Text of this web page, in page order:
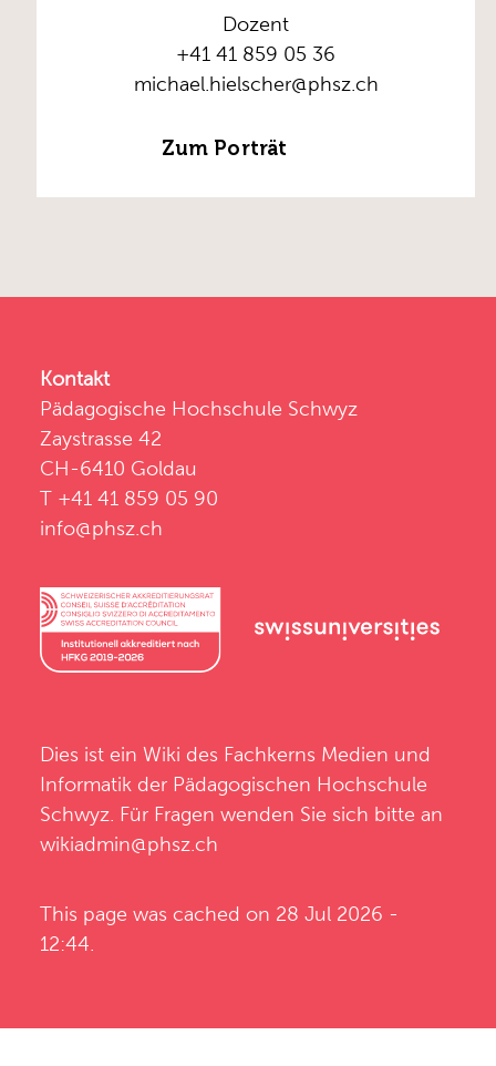
Dozent
+41 41 859 05 36
michael.hielscher@phsz.ch
Zum Porträt
Kontakt
Pädagogische Hochschule Schwyz
Zaystrasse 42
CH-6410 Goldau
T +41 41 859 05 90
info@phsz.ch
Dies ist ein Wiki des Fachkerns Medien und
Informatik der Pädagogischen Hochschule
Schwyz . Für Fragen wenden Sie sich bitte an
wikiadmin@phsz.ch
This page was cached on 28 Jul 2026 -
12:44.